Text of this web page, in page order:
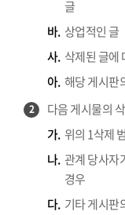
글
바. 상업적인 글
사. 삭제된 글에
아. 해당 게시판
2
다음 게시물의
가. 위의 1삭제
나. 관계 당사자
경우
다. 기타 게시판